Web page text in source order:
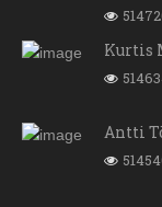
Kurtis
Antti